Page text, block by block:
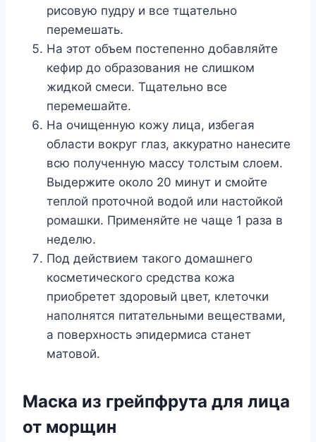
рисовую пудру и все тщательно
перемешать.
На этот объем постепенно добавляйте
кефир до образования не слишком
жидкой смеси. Тщательно все
перемешайте.
На очищенную кожу лица, избегая
области вокруг глаз, аккуратно нанесите
всю полученную массу толстым слоем.
Выдержите около 20 минут и смойте
теплой проточной водой или настойкой
ромашки. Применяйте не чаще 1 раза в
неделю.
Под действием такого домашнего
косметического средства кожа
приобретет здоровый цвет, клеточки
наполнятся питательными веществами,
а поверхность эпидермиса станет
матовой.
Маска из грейпфрута для лица
от морщин